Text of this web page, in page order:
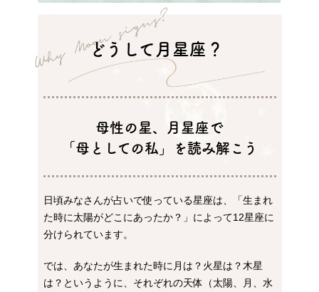
どうして月星座？
母性の星、月星座で
「母としての私」を読み解こう
日頃みなさんが占いで使っている星座は、「生まれ
た時に太陽がどこにあったか？」によって12星座に
分けられています。
では、あなたが生まれた時に月は？火星は？木星
は？というように、それぞれの天体（太陽、月、水